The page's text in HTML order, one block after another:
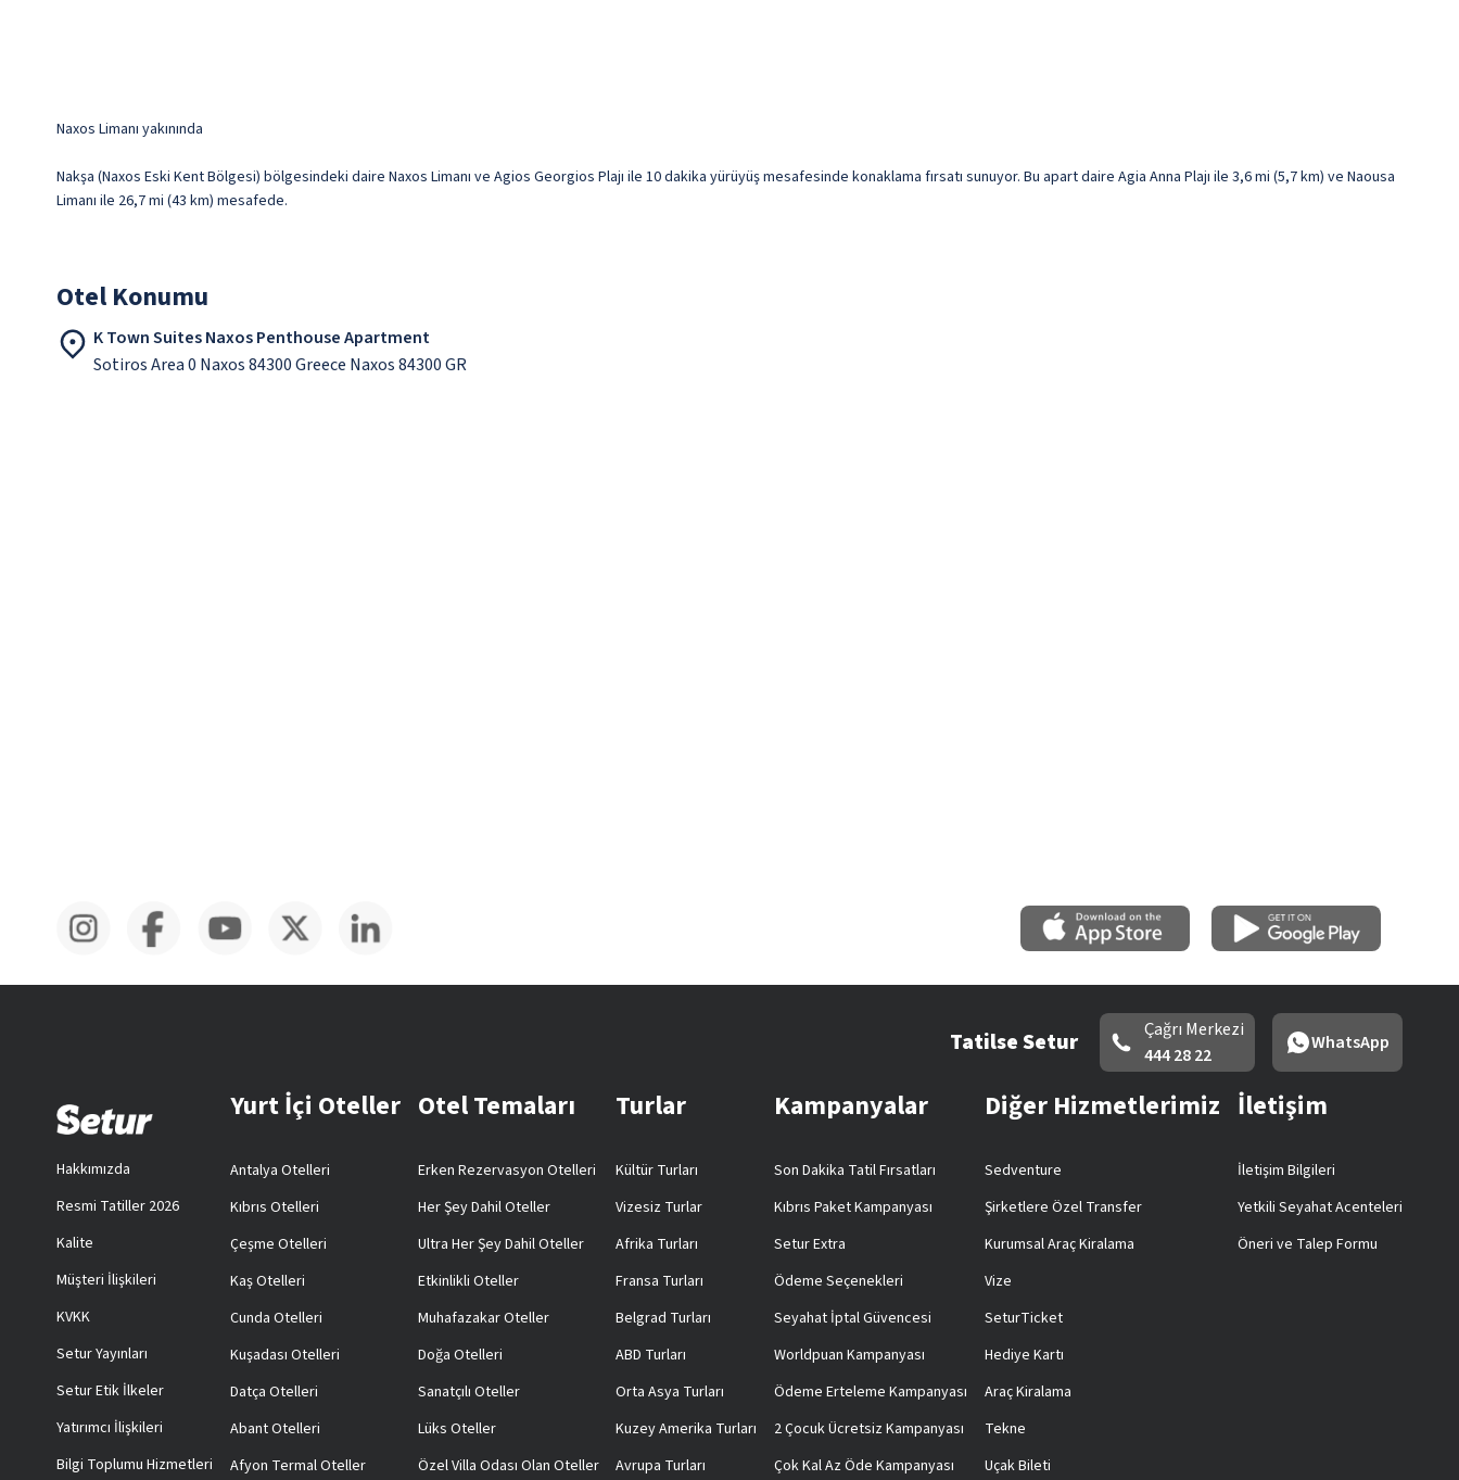
Naxos Limanı yakınında
Nakşa (Naxos Eski Kent Bölgesi) bölgesindeki daire Naxos Limanı ve Agios Georgios Plajı ile 10 dakika yürüyüş mesafesinde konaklama fırsatı sunuyor. Bu apart daire Agia Anna Plajı ile 3,6 mi (5,7 km) ve Naousa
Limanı ile 26,7 mi (43 km) mesafede.
Otel Konumu
K Town Suites Naxos Penthouse Apartment
Sotiros Area 0 Naxos 84300 Greece Naxos 84300 GR
Tatilse Setur
Çağrı Merkezi
444 28 22
WhatsApp
Hakkımızda
Resmi Tatiller 2026
Kalite
Müşteri İlişkileri
KVKK
Setur Yayınları
Setur Etik İlkeler
Yatırımcı İlişkileri
Bilgi Toplumu Hizmetleri
Yurt İçi Oteller
Antalya Otelleri
Kıbrıs Otelleri
Çeşme Otelleri
Kaş Otelleri
Cunda Otelleri
Kuşadası Otelleri
Datça Otelleri
Abant Otelleri
Afyon Termal Oteller
Otel Temaları
Erken Rezervasyon Otelleri
Her Şey Dahil Oteller
Ultra Her Şey Dahil Oteller
Etkinlikli Oteller
Muhafazakar Oteller
Doğa Otelleri
Sanatçılı Oteller
Lüks Oteller
Özel Villa Odası Olan Oteller
Turlar
Kültür Turları
Vizesiz Turlar
Afrika Turları
Fransa Turları
Belgrad Turları
ABD Turları
Orta Asya Turları
Kuzey Amerika Turları
Avrupa Turları
Kampanyalar
Son Dakika Tatil Fırsatları
Kıbrıs Paket Kampanyası
Setur Extra
Ödeme Seçenekleri
Seyahat İptal Güvencesi
Worldpuan Kampanyası
Ödeme Erteleme Kampanyası
2 Çocuk Ücretsiz Kampanyası
Çok Kal Az Öde Kampanyası
Diğer Hizmetlerimiz
Sedventure
Şirketlere Özel Transfer
Kurumsal Araç Kiralama
Vize
SeturTicket
Hediye Kartı
Araç Kiralama
Tekne
Uçak Bileti
İletişim
İletişim Bilgileri
Yetkili Seyahat Acenteleri
Öneri ve Talep Formu